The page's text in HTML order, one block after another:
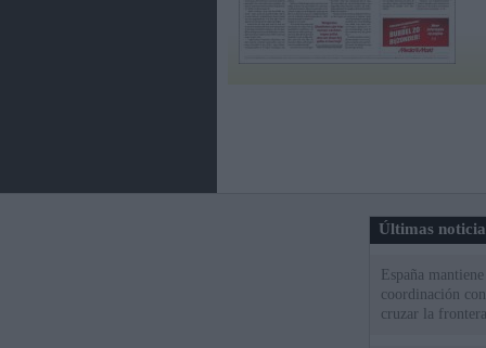
Últimas
España
coordinación
cruzar la